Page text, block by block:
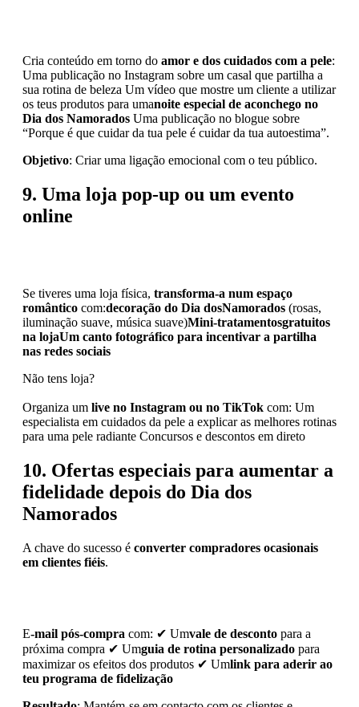
Cria conteúdo em torno do amor e dos cuidados com a pele:
Uma publicação no Instagram sobre um casal que partilha a
sua rotina de beleza Um vídeo que mostre um cliente a utilizar
os teus produtos para umanoite especial de aconchego no
Dia dos Namorados Uma publicação no blogue sobre
“Porque é que cuidar da tua pele é cuidar da tua autoestima”.
Objetivo: Criar uma ligação emocional com o teu público.
9. Uma loja pop-up ou um evento
online
Se tiveres uma loja física, transforma-a num espaço
romântico com:decoração do Dia dosNamorados (rosas,
iluminação suave, música suave)Mini-tratamentosgratuitos
na lojaUm canto fotográfico para incentivar a partilha
nas redes sociais
Não tens loja?
Organiza um live no Instagram ou no TikTok com: Um
especialista em cuidados da pele a explicar as melhores rotinas
para uma pele radiante Concursos e descontos em direto
10. Ofertas especiais para aumentar a
fidelidade depois do Dia dos
Namorados
A chave do sucesso é converter compradores ocasionais
em clientes fiéis.
E-mail pós-compra com: ✔ Umvale de desconto para a
próxima compra ✔ Umguia de rotina personalizado para
maximizar os efeitos dos produtos ✔ Umlink para aderir ao
teu programa de fidelização